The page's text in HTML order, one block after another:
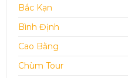
Bắc Kạn
Bình Định
Cao Bằng
Chùm Tour